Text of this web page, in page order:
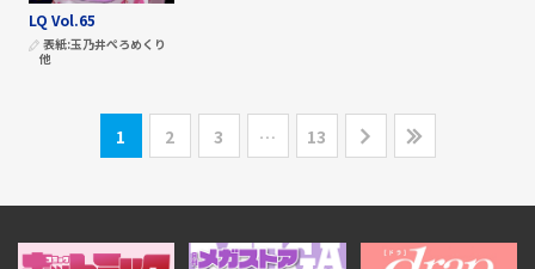
LQ Vol.65
表紙:玉乃井ぺろめくり
他
1 2 3 … 13